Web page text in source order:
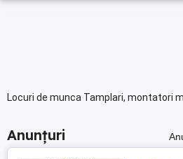
Locuri de munca Tamplari, montatori
Anunțuri